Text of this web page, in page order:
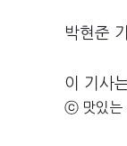
박현준
이 기사
ⓒ 맛있는